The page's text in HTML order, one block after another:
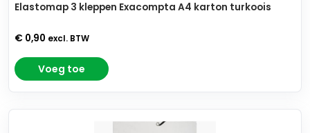
Elastomap 3 kleppen Exacompta A4 karton turkoois
€ 0,90 excl. BTW
Voeg toe